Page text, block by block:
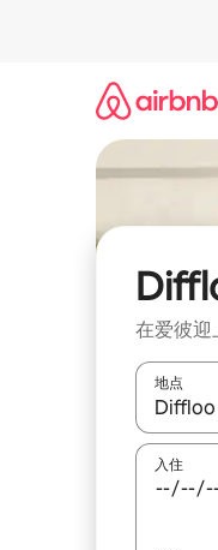
在爱彼迎
地点
如有搜
入住